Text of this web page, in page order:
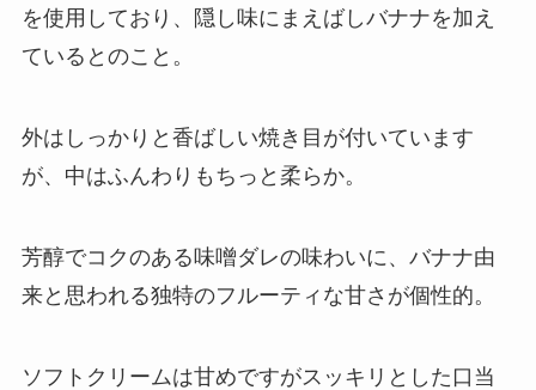
を使用しており、隠し味にまえばしバナナを加え
ているとのこと。
外はしっかりと香ばしい焼き目が付いています
が、中はふんわりもちっと柔らか。
芳醇でコクのある味噌ダレの味わいに、バナナ由
来と思われる独特のフルーティな甘さが個性的。
ソフトクリームは甘めですがスッキリとした口当